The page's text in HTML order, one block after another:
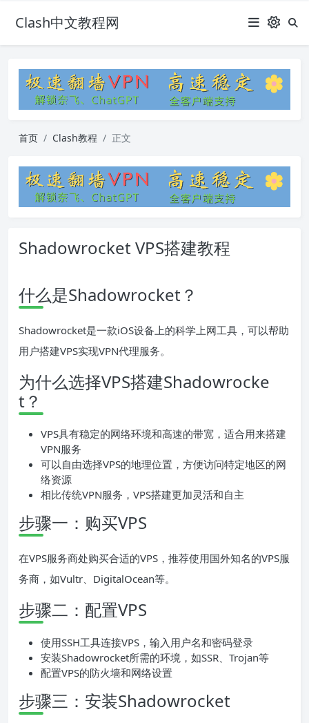
Clash中文教程网
首页 Clash教程 正文
Shadowrocket VPS搭建教程
什么是Shadowrocket？
Shadowrocket是一款iOS设备上的科学上网工具，可以帮助
用户搭建VPS实现VPN代理服务。
为什么选择VPS搭建Shadowrocke
t？
VPS具有稳定的网络环境和高速的带宽，适合用来搭建
VPN服务
可以自由选择VPS的地理位置，方便访问特定地区的网
络资源
相比传统VPN服务，VPS搭建更加灵活和自主
步骤一：购买VPS
在VPS服务商处购买合适的VPS，推荐使用国外知名的VPS服
务商，如Vultr、DigitalOcean等。
步骤二：配置VPS
使用SSH工具连接VPS，输入用户名和密码登录
安装Shadowrocket所需的环境，如SSR、Trojan等
配置VPS的防火墙和网络设置
步骤三：安装Shadowrocket